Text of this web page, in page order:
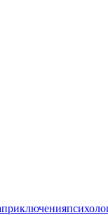
приключения